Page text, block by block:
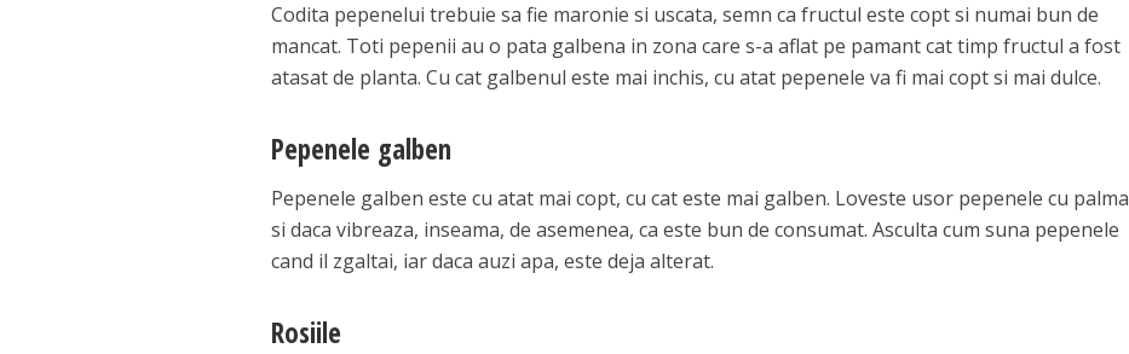
Codita pepenelui trebuie sa fie maronie si uscata, semn ca fructul este copt si numai bun de
mancat. Toti pepenii au o pata galbena in zona care s-a aflat pe pamant cat timp fructul a fost
atasat de planta. Cu cat galbenul este mai inchis, cu atat pepenele va fi mai copt si mai dulce.
Pepenele galben
Pepenele galben este cu atat mai copt, cu cat este mai galben. Loveste usor pepenele cu palma
si daca vibreaza, inseama, de asemenea, ca este bun de consumat. Asculta cum suna pepenele
cand il zgaltai, iar daca auzi apa, este deja alterat.
Rosiile